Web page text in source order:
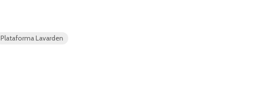
Plataforma Lavarden